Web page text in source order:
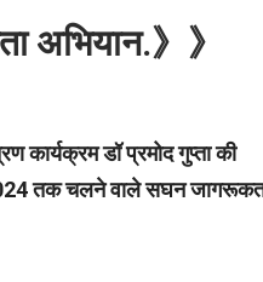
अभियान.》》
डॉ प्रमोद गुप्ता की
तक चलने वाले सघन